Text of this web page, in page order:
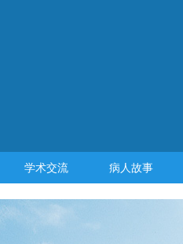
学术交流 病人故事